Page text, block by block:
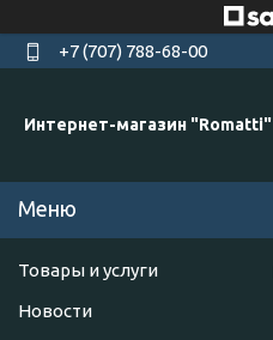
+7 (707) 788-68-00
Интернет-магазин "Romatti"
Товары и услуги
Новости